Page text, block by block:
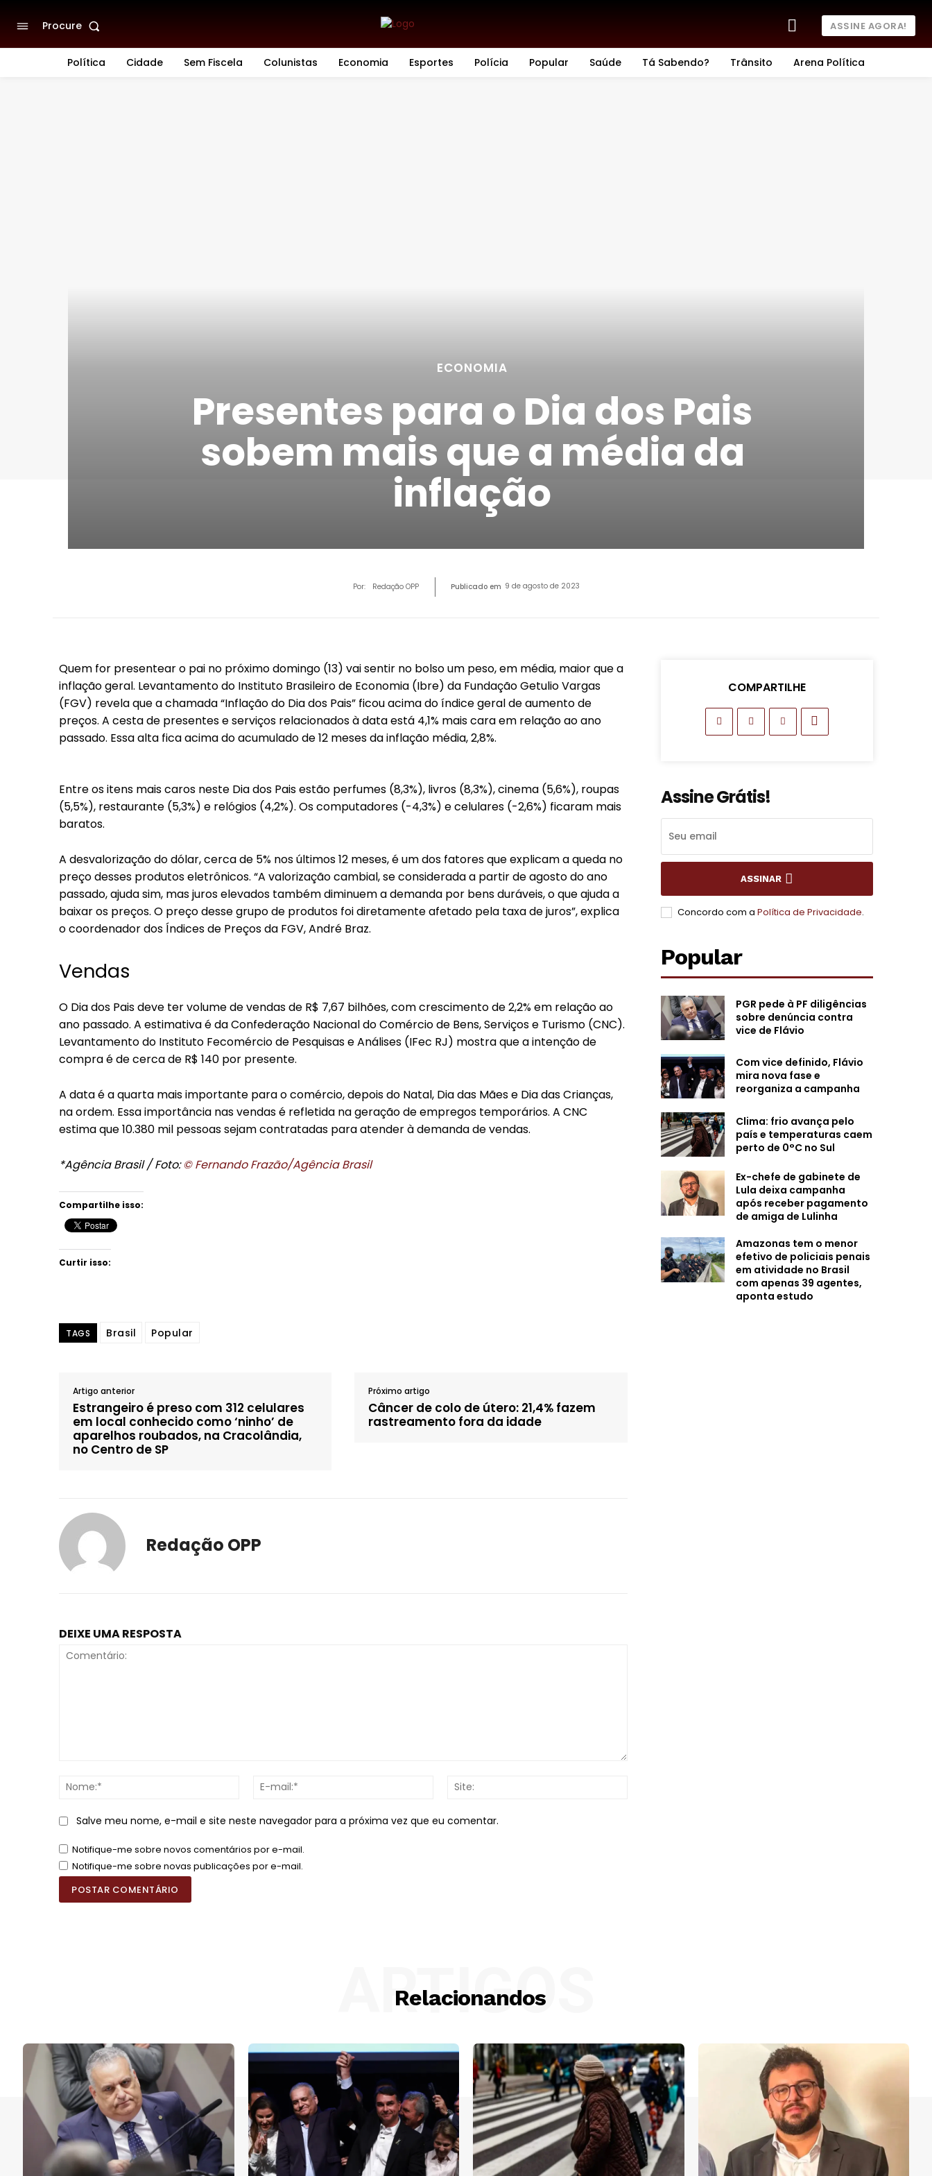
Procure ASSINE AGORA!
Política Cidade Sem Fiscela Colunistas Economia Esportes Polícia Popular Saúde Tá Sabendo? Trânsito Arena Política
ECONOMIA
Presentes para o Dia dos Pais
sobem mais que a média da
inflação
Por: Redação OPP Publicado em 9 de agosto de 2023
Quem for presentear o pai no próximo domingo (13) vai sentir no bolso um peso, em média, maior que a
inflação geral. Levantamento do Instituto Brasileiro de Economia (Ibre) da Fundação Getulio Vargas
(FGV) revela que a chamada “Inflação do Dia dos Pais” ficou acima do índice geral de aumento de
preços. A cesta de presentes e serviços relacionados à data está 4,1% mais cara em relação ao ano
passado. Essa alta fica acima do acumulado de 12 meses da inflação média, 2,8%.
Entre os itens mais caros neste Dia dos Pais estão perfumes (8,3%), livros (8,3%), cinema (5,6%), roupas
(5,5%), restaurante (5,3%) e relógios (4,2%). Os computadores (-4,3%) e celulares (-2,6%) ficaram mais
baratos.
A desvalorização do dólar, cerca de 5% nos últimos 12 meses, é um dos fatores que explicam a queda no
preço desses produtos eletrônicos. “A valorização cambial, se considerada a partir de agosto do ano
passado, ajuda sim, mas juros elevados também diminuem a demanda por bens duráveis, o que ajuda a
baixar os preços. O preço desse grupo de produtos foi diretamente afetado pela taxa de juros”, explica
o coordenador dos Índices de Preços da FGV, André Braz.
Vendas
O Dia dos Pais deve ter volume de vendas de R$ 7,67 bilhões, com crescimento de 2,2% em relação ao
ano passado. A estimativa é da Confederação Nacional do Comércio de Bens, Serviços e Turismo (CNC).
Levantamento do Instituto Fecomércio de Pesquisas e Análises (IFec RJ) mostra que a intenção de
compra é de cerca de R$ 140 por presente.
A data é a quarta mais importante para o comércio, depois do Natal, Dia das Mães e Dia das Crianças,
na ordem. Essa importância nas vendas é refletida na geração de empregos temporários. A CNC
estima que 10.380 mil pessoas sejam contratadas para atender à demanda de vendas.
*Agência Brasil / Foto:© Fernando Frazão/Agência Brasil
Compartilhe isso:
Curtir isso:
TAGS Brasil Popular
Artigo anterior
Estrangeiro é preso com 312 celulares
em local conhecido como ‘ninho’ de
aparelhos roubados, na Cracolândia,
no Centro de SP
Próximo artigo
Câncer de colo de útero: 21,4% fazem
rastreamento fora da idade
Redação OPP
DEIXE UMA RESPOSTA
Nome:*
Salve meu nome, e-mail e site neste navegador para a próxima vez que eu comentar.
Notifique-me sobre novos comentários por e-mail.
Notifique-me sobre novas publicações por e-mail.
COMPARTILHE
Assine Grátis!
ASSINAR
Concordo com a Política de Privacidade.
Popular
PGR pede à PF diligências
sobre denúncia contra
vice de Flávio
Com vice definido, Flávio
mira nova fase e
reorganiza a campanha
Clima: frio avança pelo
país e temperaturas caem
perto de 0°C no Sul
Ex-chefe de gabinete de
Lula deixa campanha
após receber pagamento
de amiga de Lulinha
Amazonas tem o menor
efetivo de policiais penais
em atividade no Brasil
com apenas 39 agentes,
aponta estudo
Relacionandos
ARTIGOS